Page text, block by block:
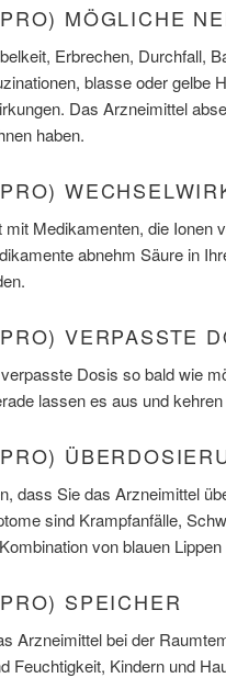
MÖGLICHE
Erbrechen, Durchfall,
blasse oder gelbe
Das Arzneimittel
haben.
Medikamenten, die Ionen
abnehm Säure in
VERPASSTE
Dosis so bald wie
lassen es aus und
dass Sie das Arzneimittel
sind Krampfanfälle,
von blauen
SPEICHER
Arzneimittel bei der
Feuchtigkeit, Kindern und